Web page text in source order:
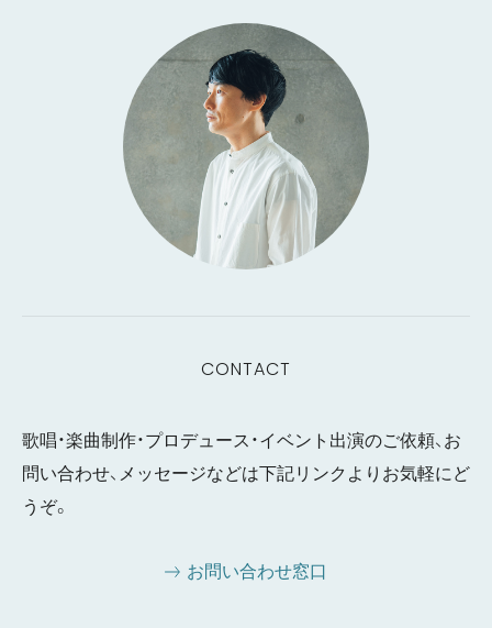
CONTACT
歌唱・楽曲制作・プロデュース・イベント出演のご依頼、お
問い合わせ、メッセージなどは下記リンクよりお気軽にど
うぞ。
お問い合わせ窓口